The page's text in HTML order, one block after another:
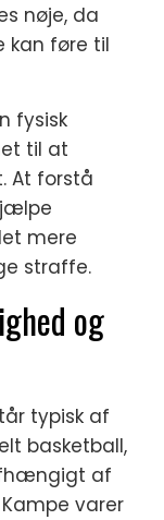
nøje, da
kan føre til
fysisk
til at
At forstå
mere
straffe.
og
typisk af
basketball,
af
varer